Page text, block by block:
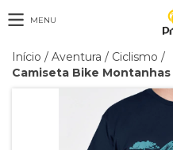
MENU
Início / Aventura / Ciclismo /
Camiseta Bike